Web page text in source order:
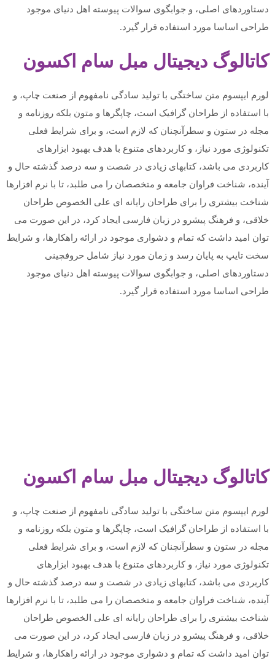
دستاوردهای اصلی، و جوابگوی سوالات پیوسته اهل دنیای موجود
طراحی اساسا مورد استفاده قرار گیرد.
کاتالوگ دیجیتال مبل سام اکسون
لورم ایپسوم متن ساختگی با تولید سادگی نامفهوم از صنعت چاپ، و
با استفاده از طراحان گرافیک است، چاپگرها و متون بلکه روزنامه و
مجله در ستون و سطرآنچنان که لازم است، و برای شرایط فعلی
تکنولوژی مورد نیاز، و کاربردهای متنوع با هدف بهبود ابزارهای
کاربردی می باشد، کتابهای زیادی در شصت و سه درصد گذشته حال و
آینده، شناخت فراوان جامعه و متخصصان را می طلبد، تا با نرم افزارها
شناخت بیشتری را برای طراحان رایانه ای علی الخصوص طراحان
خلاقی، و فرهنگ پیشرو در زبان فارسی ایجاد کرد، در این صورت می
توان امید داشت که تمام و دشواری موجود در ارائه راهکارها، و شرایط
سخت تایپ به پایان رسد و زمان مورد نیاز شامل حروفچینی
دستاوردهای اصلی، و جوابگوی سوالات پیوسته اهل دنیای موجود
طراحی اساسا مورد استفاده قرار گیرد.
کاتالوگ دیجیتال مبل سام اکسون
لورم ایپسوم متن ساختگی با تولید سادگی نامفهوم از صنعت چاپ، و
با استفاده از طراحان گرافیک است، چاپگرها و متون بلکه روزنامه و
مجله در ستون و سطرآنچنان که لازم است، و برای شرایط فعلی
تکنولوژی مورد نیاز، و کاربردهای متنوع با هدف بهبود ابزارهای
کاربردی می باشد، کتابهای زیادی در شصت و سه درصد گذشته حال و
آینده، شناخت فراوان جامعه و متخصصان را می طلبد، تا با نرم افزارها
شناخت بیشتری را برای طراحان رایانه ای علی الخصوص طراحان
خلاقی، و فرهنگ پیشرو در زبان فارسی ایجاد کرد، در این صورت می
توان امید داشت که تمام و دشواری موجود در ارائه راهکارها، و شرایط